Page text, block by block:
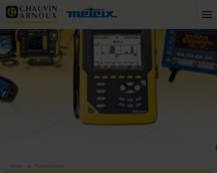
Home Pubblicazioni